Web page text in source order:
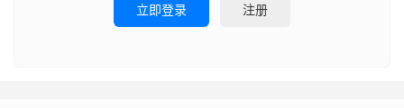
立即登录 注册